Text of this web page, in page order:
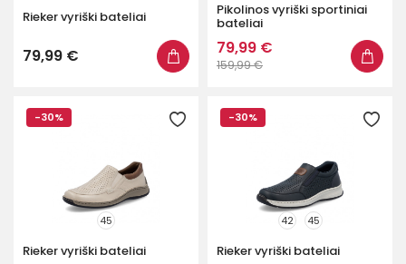
Rieker vyriški bateliai
79,99 €
Pikolinos vyriški sportiniai
bateliai
79,99 €
159,99 €
-30%
45
Rieker vyriški bateliai
-30%
42 45
Rieker vyriški bateliai